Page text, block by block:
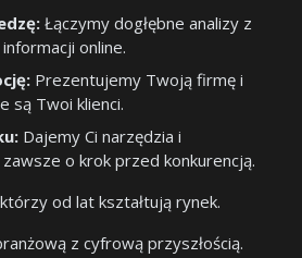
Łączymy dogłębne analizy z
online.
Prezentujemy Twoją firmę i
są Twoi klienci.
Dajemy Ci narzędzia i
o krok przed konkurencją.
od lat kształtują rynek.
z cyfrową przyszłością.